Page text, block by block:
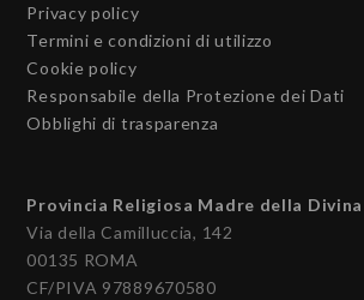
Privacy policy
Termini e condizioni di utilizzo
Cookie policy
Responsabile della Protezione dei Dati
Obblighi di trasparenza
Provincia Religiosa Madre della
Via della Camilluccia, 142
00135 ROMA
CF/PIVA 97889670580